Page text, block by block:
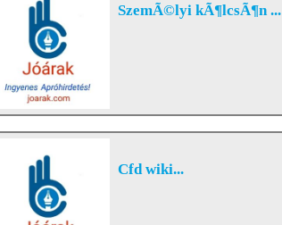
SzemÃ©lyi kÃ¶lcsÃ¶n ...
Cfd wiki...